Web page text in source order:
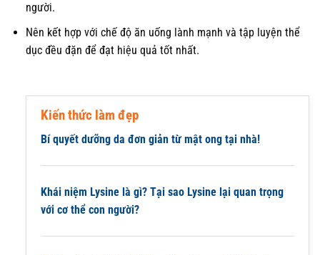
người.
Nên kết hợp với chế độ ăn uống lành mạnh và tập luyện thể
dục đều đặn để đạt hiệu quả tốt nhất.
Kiến thức làm đẹp
Bí quyết dưỡng da đơn giản từ mật ong tại nhà!
Khái niệm Lysine là gì? Tại sao Lysine lại quan trọng
với cơ thể con người?